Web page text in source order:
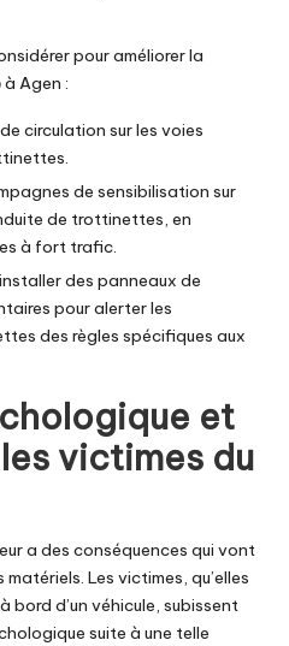
pour améliorer la
à Agen :
circulation sur les voies
de sensibilisation sur
de trottinettes, en
à fort trafic.
des panneaux de
pour alerter les
des règles spécifiques aux
et
victimes du
a des conséquences qui vont
Les victimes, qu’elles
d’un véhicule, subissent
suite à une telle